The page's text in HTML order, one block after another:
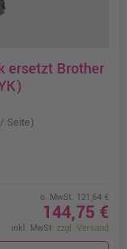
ersetzt Brother
Seite)
o. MwSt. 121,64 €
144,75 €
inkl. MwSt. zzgl. Versand